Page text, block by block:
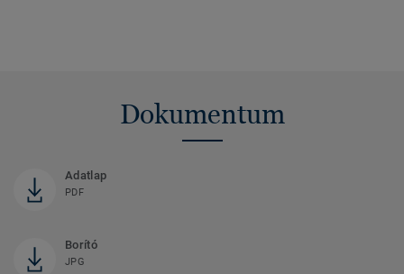
Dokumentum
Adatlap
PDF
Borító
JPG